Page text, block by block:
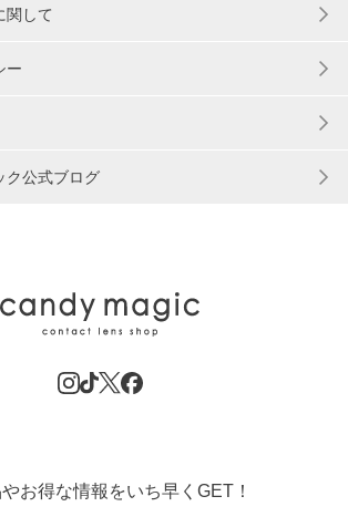
関して
ー
ク公式ブログ
お得な情報をいち早くGET！